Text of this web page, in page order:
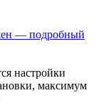
— подробный
настройки
максимум